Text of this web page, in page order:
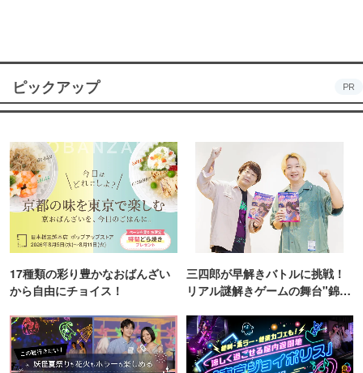
ピックアップ PR
17種類の彩り豊かなおばんざい
から自由にチョイス！
三四郎が早解きバトルに挑戦！
リアル謎解きゲームの舞台"錦糸